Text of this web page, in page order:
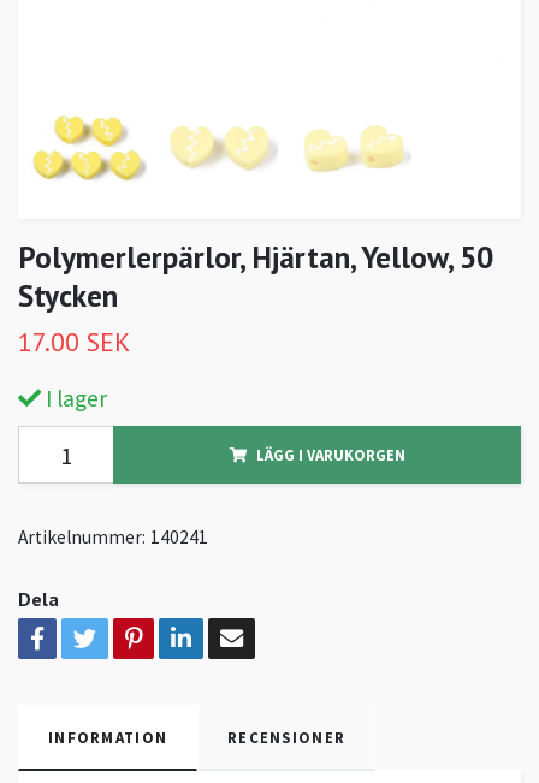
Polymerlerpärlor, Hjärtan, Yellow, 50
Stycken
17.00 SEK
I lager
LÄGG I VARUKORGEN
Artikelnummer: 140241
Dela
INFORMATION RECENSIONER